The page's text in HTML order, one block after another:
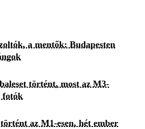
a mentők: Budapesten
történt, most az M3-
fotók
az M1-esen, hét ember